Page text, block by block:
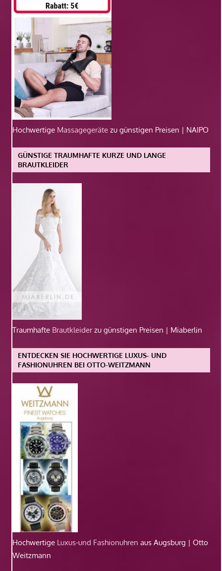
Hochwertige Massagegeräte zu günstigen Preisen | NAIPO
GÜNSTIGE TRAUMHAFTE KURZE UND LANGE
BRAUTKLEIDER
Traumhafte Brautkleiderzu günstigen Preisen | Miaberlin
ENTDECKEN SIE HOCHWERTIGE LUXUS- UND
FASHIONUHREN BEI OTTO-WEITZMANN
Hochwertige Luxus-und Fashionuhren aus Augsburg | Otto
Weitzmann